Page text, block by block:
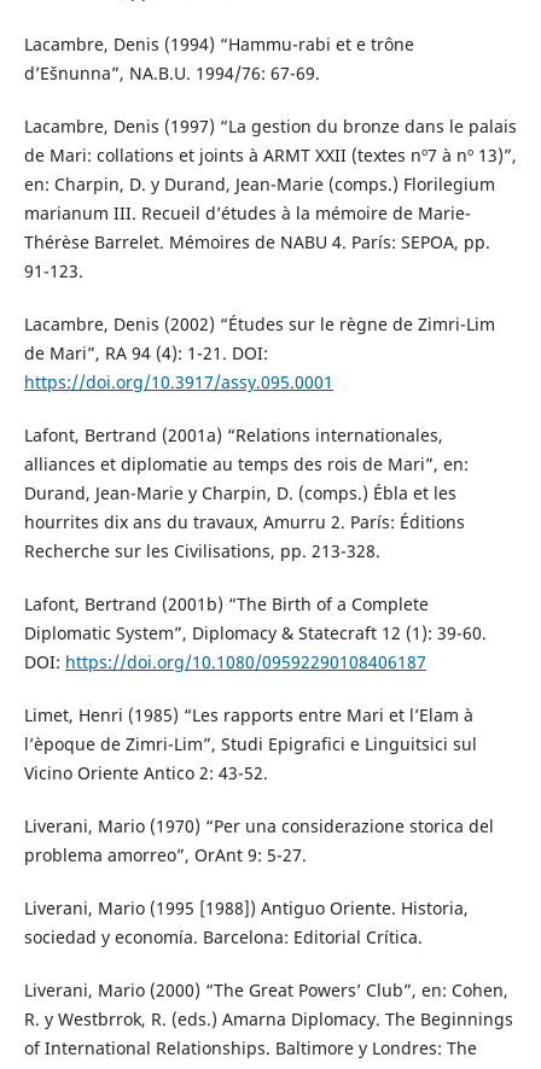
Lacambre, Denis (1994) “Hammu-rabi et e trône
d’Ešnunna”, NA.B.U. 1994/76: 67-69.
Lacambre, Denis (1997) “La gestion du bronze dans le palais
de Mari: collations et joints à ARMT XXII (textes nº7 à nº 13)”,
en: Charpin, D. y Durand, Jean-Marie (comps.) Florilegium
marianum III. Recueil d’études à la mémoire de Marie-
Thérèse Barrelet. Mémoires de NABU 4. París: SEPOA, pp.
91-123.
Lacambre, Denis (2002) “Études sur le règne de Zimri-Lim
de Mari”, RA 94 (4): 1-21. DOI:
https://doi.org/10.3917/assy.095.0001
Lafont, Bertrand (2001a) “Relations internationales,
alliances et diplomatie au temps des rois de Mari”, en:
Durand, Jean-Marie y Charpin, D. (comps.) Ébla et les
hourrites dix ans du travaux, Amurru 2. París: Éditions
Recherche sur les Civilisations, pp. 213-328.
Lafont, Bertrand (2001b) “The Birth of a Complete
Diplomatic System”, Diplomacy & Statecraft 12 (1): 39-60.
DOI: https://doi.org/10.1080/09592290108406187
Limet, Henri (1985) “Les rapports entre Mari et l’Elam à
l’èpoque de Zimri-Lim”, Studi Epigrafici e Linguitsici sul
Vicino Oriente Antico 2: 43-52.
Liverani, Mario (1970) “Per una considerazione storica del
problema amorreo”, OrAnt 9: 5-27.
Liverani, Mario (1995 [1988]) Antiguo Oriente. Historia,
sociedad y economía. Barcelona: Editorial Crítica.
Liverani, Mario (2000) “The Great Powers’ Club”, en: Cohen,
R. y Westbrrok, R. (eds.) Amarna Diplomacy. The Beginnings
of International Relationships. Baltimore y Londres: The